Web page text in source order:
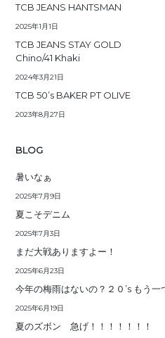
TCB JEANS HANTSMAN
2025年1月1日
TCB JEANS STAY GOLD
Chino/41 Khaki
2024年3月21日
TCB 50’s BAKER PT OLIVE
2023年8月27日
BLOG
暑いなぁ
2025年7月9日
夏こそデニム
2025年7月3日
まだ大戦ありますよー！
2025年6月23日
今年の梅雨はないの？２０’s もう
2025年6月19日
夏のズボン 急げ！！！！！！！